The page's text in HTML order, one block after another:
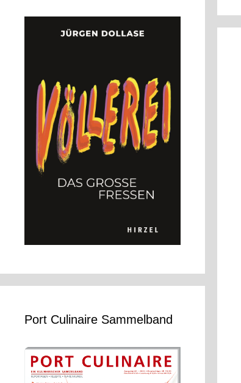
Port Culinaire Sammelband